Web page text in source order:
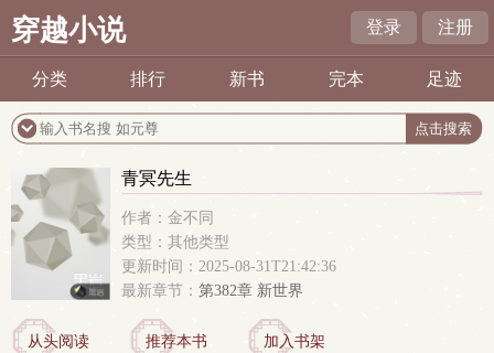
穿越小说 登录 注册
分类 排行 新书 完本 足迹
青冥先生
作者：金不同
类型：其他类型
更新时间：2025-08-31T21:42:36
最新章节： 第382章 新世界
从头阅读 推荐本书 加入书架